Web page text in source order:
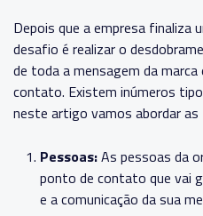
Depois que a empresa finaliza
desafio é realizar o
de toda a mensagem da
contato. Existem inúmeros
neste artigo vamos abordar as
Pessoas:As pessoas da
ponto de contato que vai
e a comunicação da sua